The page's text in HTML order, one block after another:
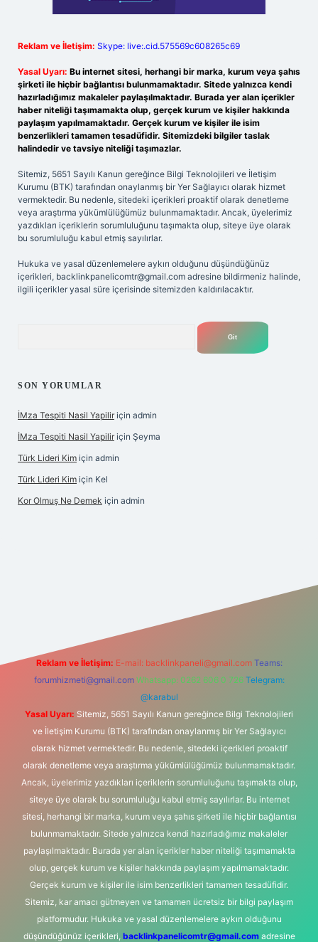
Reklam ve İletişim: Skype: live:.cid.575569c608265c69
Yasal Uyarı: Bu internet sitesi, herhangi bir marka, kurum veya şahıs
şirketi ile hiçbir bağlantısı bulunmamaktadır. Sitede yalnızca kendi
hazırladığımız makaleler paylaşılmaktadır. Burada yer alan içerikler
haber niteliği taşımamakta olup, gerçek kurum ve kişiler hakkında
paylaşım yapılmamaktadır. Gerçek kurum ve kişiler ile isim
benzerlikleri tamamen tesadüfidir. Sitemizdeki bilgiler taslak
halindedir ve tavsiye niteliği taşımazlar.
Sitemiz, 5651 Sayılı Kanun gereğince Bilgi Teknolojileri ve İletişim
Kurumu (BTK) tarafından onaylanmış bir Yer Sağlayıcı olarak hizmet
vermektedir. Bu nedenle, sitedeki içerikleri proaktif olarak denetleme
veya araştırma yükümlülüğümüz bulunmamaktadır. Ancak, üyelerimiz
yazdıkları içeriklerin sorumluluğunu taşımakta olup, siteye üye olarak
bu sorumluluğu kabul etmiş sayılırlar.
Hukuka ve yasal düzenlemelere aykırı olduğunu düşündüğünüz
içerikleri, backlinkpanelicomtr@gmail.com adresine bildirmeniz halinde,
ilgili içerikler yasal süre içerisinde sitemizden kaldırılacaktır.
SON YORUMLAR
İMza Tespiti Nasil Yapilir için admin
İMza Tespiti Nasil Yapilir için Şeyma
Türk Lideri Kim için admin
Türk Lideri Kim için Kel
Kor Olmuş Ne Demek için admin
Reklam ve İletişim: E-mail: backlinkpaneli@gmail.com Teams:
forumhizmeti@gmail.com Whatsapp: 0262 606 0 726 Telegram:
@karabul
Yasal Uyarı: Sitemiz, 5651 Sayılı Kanun gereğince Bilgi Teknolojileri
ve İletişim Kurumu (BTK) tarafından onaylanmış bir Yer Sağlayıcı
olarak hizmet vermektedir. Bu nedenle, sitedeki içerikleri proaktif
olarak denetleme veya araştırma yükümlülüğümüz bulunmamaktadır.
Ancak, üyelerimiz yazdıkları içeriklerin sorumluluğunu taşımakta olup,
siteye üye olarak bu sorumluluğu kabul etmiş sayılırlar. Bu internet
sitesi, herhangi bir marka, kurum veya şahıs şirketi ile hiçbir bağlantısı
bulunmamaktadır. Sitede yalnızca kendi hazırladığımız makaleler
paylaşılmaktadır. Burada yer alan içerikler haber niteliği taşımamakta
olup, gerçek kurum ve kişiler hakkında paylaşım yapılmamaktadır.
Gerçek kurum ve kişiler ile isim benzerlikleri tamamen tesadüfidir.
Sitemiz, kar amacı gütmeyen ve tamamen ücretsiz bir bilgi paylaşım
platformudur. Hukuka ve yasal düzenlemelere aykırı olduğunu
düşündüğünüz içerikleri, backlinkpanelicomtr@gmail.comadresine